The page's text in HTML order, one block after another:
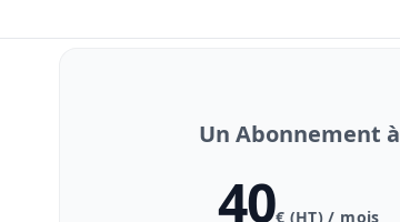
Un Abonnement à
40€ (HT) / mois